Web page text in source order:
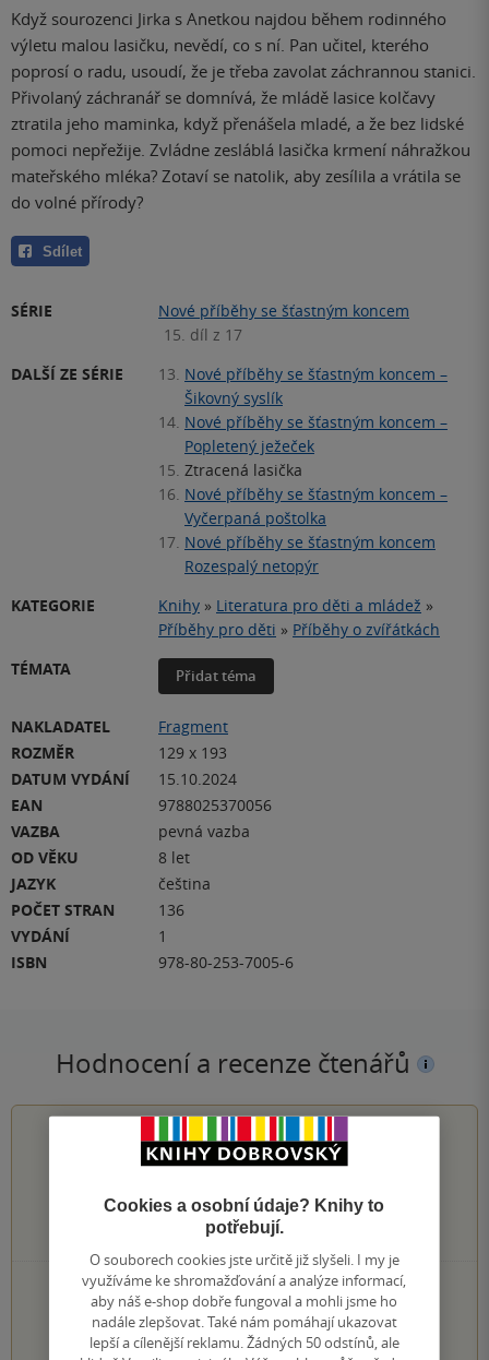
Když sourozenci Jirka s Anetkou najdou během rodinného
výletu malou lasičku, nevědí, co s ní. Pan učitel, kterého
poprosí o radu, usoudí, že je třeba zavolat záchrannou stanici.
Přivolaný záchranář se domnívá, že mládě lasice kolčavy
ztratila jeho maminka, když přenášela mladé, a že bez lidské
pomoci nepřežije. Zvládne zesláblá lasička krmení náhražkou
mateřského mléka? Zotaví se natolik, aby zesílila a vrátila se
do volné přírody?
Sdílet
SÉRIE
Nové příběhy se šťastným koncem
15. díl z 17
DALŠÍ ZE SÉRIE
13. Nové příběhy se šťastným koncem –
Šikovný syslík
14. Nové příběhy se šťastným koncem –
Popletený ježeček
15. Ztracená lasička
16. Nové příběhy se šťastným koncem –
Vyčerpaná poštolka
17. Nové příběhy se šťastným koncem
Rozespalý netopýr
KATEGORIE
Knihy » Literatura pro děti a mládež »
Příběhy pro děti » Příběhy o zvířátkách
TÉMATA
Přidat téma
NAKLADATEL
Fragment
ROZMĚR
129 x 193
DATUM VYDÁNÍ
15.10.2024
EAN
9788025370056
VAZBA
pevná vazba
OD VĚKU
8 let
JAZYK
čeština
POČET STRAN
136
VYDÁNÍ
1
ISBN
978-80-253-7005-6
Hodnocení a recenze čtenářů
5.0z5
hodnocení čtenářů
1×
5 hvězdiček
0×
4 hvězdičky
0×
3 hvězdičky
Cookies a osobní údaje? Knihy to
potřebují.
O souborech cookies jste určitě již slyšeli. I my je
využíváme ke shromažďování a analýze informací,
aby náš e-shop dobře fungoval a mohli jsme ho
nadále zlepšovat. Také nám pomáhají ukazovat
lepší a cílenější reklamu. Žádných 50 odstínů, ale